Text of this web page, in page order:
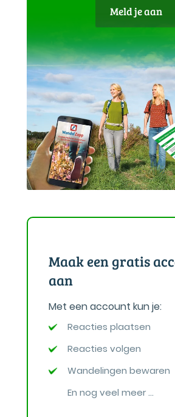
Meld je aan
Maak een gratis
aan
Met een account kun je:
Reacties plaatsen
Reacties volgen
Wandelingen bewaren
En nog veel meer ...